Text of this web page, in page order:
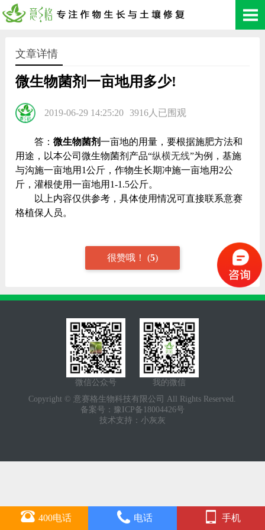
文章详情
微生物菌剂一亩地用多少!
2019-06-29 14:25:20 3916人已围观
答：微生物菌剂一亩地的用量，要根据施肥方法和
用途，以本公司微生物菌剂产品“纵横无线”为例，基施
与沟施一亩地用1公斤，作物生长期冲施一亩地用2公
斤，灌根使用一亩地用1-1.5公斤。
以上内容仅供参考，具体使用情况可直接联系意赛
格植保人员。
很赞哦！ (5)
微信公众号
我的微信
Copyright © 意赛格生物科技有限公司 All Rights Reserved.
备案号： 豫ICP备18004426号
技术支持： 小灰灰
400电话 电话 手机